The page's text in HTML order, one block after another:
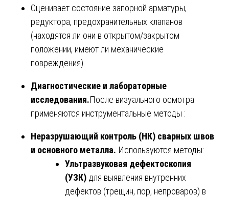
Оценивает состояние запорной арматуры,
редуктора, предохранительных клапанов
(находятся ли они в открытом/закрытом
положении, имеют ли механические
повреждения).
Диагностические и лабораторные
исследования.После визуального осмотра
применяются инструментальные методы :
Неразрушающий контроль (НК) сварных швов
и основного металла. Используются методы:
Ультразвуковая дефектоскопия
(УЗК) для выявления внутренних
дефектов (трещин, пор, непроваров) в